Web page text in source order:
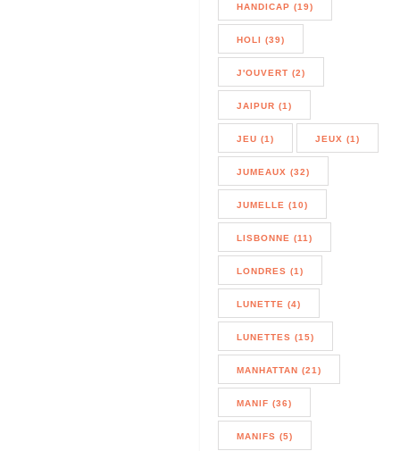
HANDICAP (19)
HOLI (39)
J'OUVERT (2)
JAIPUR (1)
JEU (1) JEUX (1)
JUMEAUX (32)
JUMELLE (10)
LISBONNE (11)
LONDRES (1)
LUNETTE (4)
LUNETTES (15)
MANHATTAN (21)
MANIF (36)
MANIFS (5)